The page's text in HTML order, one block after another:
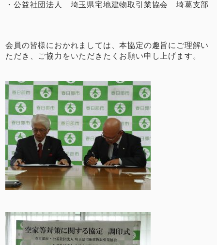
・公益社団法人 埼玉県宅地建物取引業協会 埼葛支部
会員の皆様におかれましては、本協定の趣旨にご理解い
ただき、ご協力をいただきたくお願い申し上げます。